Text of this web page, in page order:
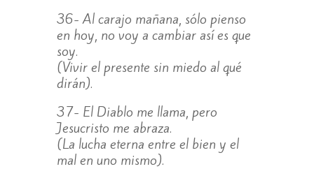
36- Al carajo mañana, sólo pienso
en hoy, no voy a cambiar así es que
soy.
(Vivir el presente sin miedo al qué
dirán).
37- El Diablo me llama, pero
Jesucristo me abraza.
(La lucha eterna entre el bien y el
mal en uno mismo).